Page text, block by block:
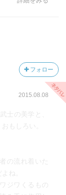
フォロー
2015.08.08
士の美学と、
もしろい。
の流れ着いた
ね。
ジワくるもの